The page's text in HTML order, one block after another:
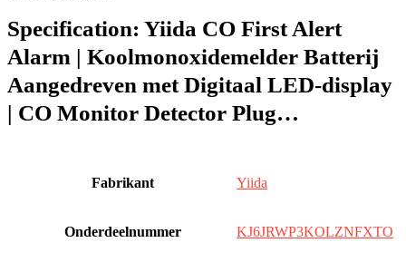
Specification: Yiida CO First Alert
Alarm | Koolmonoxidemelder Batterij
Aangedreven met Digitaal LED-display
| CO Monitor Detector Plug…
Fabrikant ‎Yiida
Onderdeelnummer ‎KJ6JRWP3KOLZNFXTO